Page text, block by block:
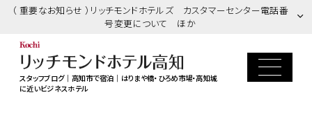
（ 重要なお知らせ ）リッチモンドホテルズ カスタマーセンター電話番
号変更について ほか
スタッフブログ｜高知市で宿泊｜はりまや橋・ひろめ市場・高知城
に近いビジネスホテル